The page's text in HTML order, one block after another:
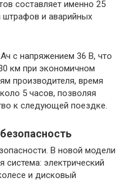
составляет именно 25
штрафов и аварийных
с напряжением 36 В, что
км при экономичном
производителя, время
5 часов, позволяя
к следующей поездке.
В новой модели
электрический
и дисковый